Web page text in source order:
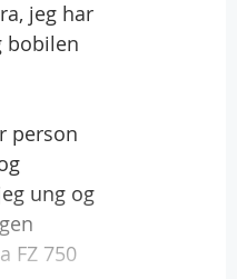
jeg har
bobilen
person
ung og
FZ 750